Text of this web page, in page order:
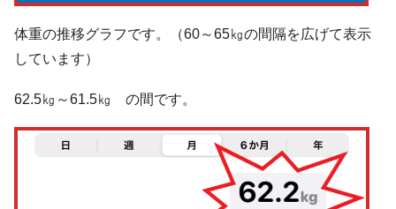
体重の推移グラフです。（60～65㎏の間隔を広げて表示
しています）
62.5㎏～61.5㎏ の間です。